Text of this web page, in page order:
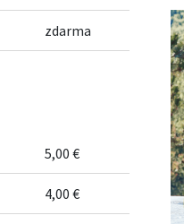
zdarma
5,00 €
4,00 €